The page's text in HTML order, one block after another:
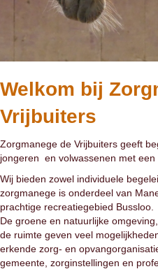
Welkom bij
Vrijbuiters
Zorgmanege de Vrijbuiters geeft
jongeren en volwassenen met een
Wij bieden zowel individuele
zorgmanege is onderdeel van
prachtige recreatiegebied Bussloo.
De groene en natuurlijke
de ruimte geven veel
erkende zorg- en
gemeente, zorginstellingen en